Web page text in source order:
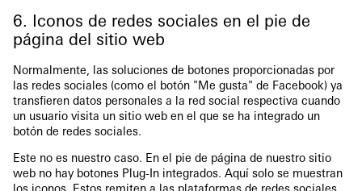
6. Iconos de redes sociales en el pie de
página del sitio web
Normalmente, las soluciones de botones proporcionadas por
las redes sociales (como el botón "Me gusta" de Facebook) ya
transfieren datos personales a la red social respectiva cuando
un usuario visita un sitio web en el que se ha integrado un
botón de redes sociales.
Este no es nuestro caso. En el pie de página de nuestro sitio
web no hay botones Plug-In integrados. Aquí solo se muestran